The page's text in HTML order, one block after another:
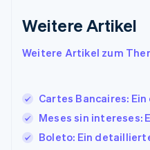
Weitere Artikel
Weitere Artikel zum
Cartes Bancaires:
Meses sin
Boleto: Ein
日本語 English
EnglishFrançais
Lettland
Liechtenstein
Deutsch English